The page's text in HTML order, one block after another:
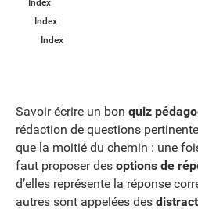
Index
Index
Index
Savoir écrire un bon quiz
rédaction de questions
que la moitié du chemin : une
faut proposer des options de
d’elles représente la réponse
autres sont appelées des